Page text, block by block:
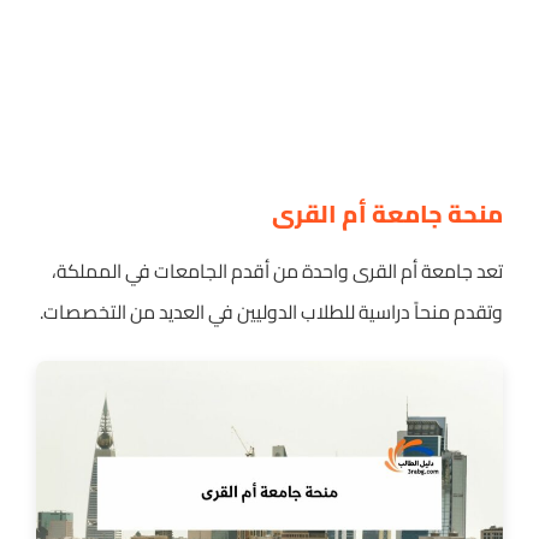
منحة جامعة أم القرى
تعد جامعة أم القرى واحدة من أقدم الجامعات في المملكة،
وتقدم منحاً دراسية للطلاب الدوليين في العديد من التخصصات.